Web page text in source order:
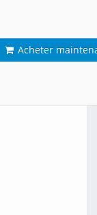
Acheter